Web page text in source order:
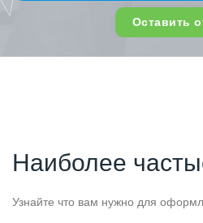
Оставить
Наиболее
Узнайте что вам нужно для